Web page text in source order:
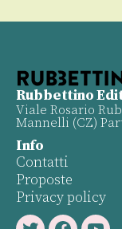
Rubbettino
Viale Rosario
Mannelli (CZ)
Info
Contatti
Proposte
Privacy policy